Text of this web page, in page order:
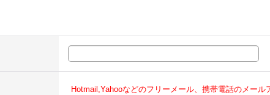
Hotmail,Yahooなどのフリーメール、携帯電話のメール